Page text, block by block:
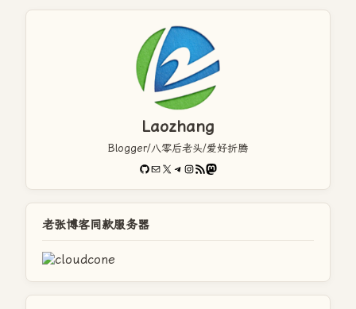
Laozhang
Blogger/八零后老头/爱好折腾
GitHub
电子邮件X Telegram
Instagram
RSS FeedMastodon
老张博客同款服务器